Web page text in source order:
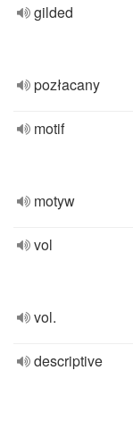
gilded
pozłacany
motif
motyw
vol
vol.
descriptive